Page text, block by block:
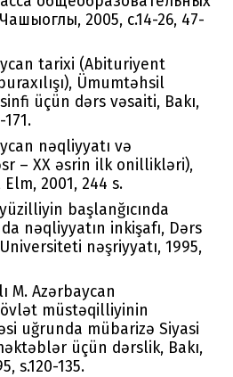
2005, с.14-26, 47-
tariхi (Abituriyеnt
Ümumtəhsil
üçün dərs vəsaiti, Bakı,
nəqliyyatı və
– ХХ əsrin ilk оnillikləri),
2001, 244 s.
başlanğıcında
nəqliyyatın inkişafı, Dərs
nəşriyyatı, 1995,
M. Azərbaycan
müstəqilliyinin
uğrunda mübarizə Siyasi
üçün dərslik, Bakı,
s.120-135.